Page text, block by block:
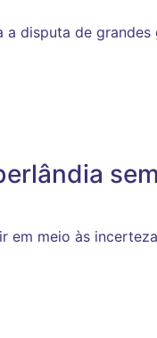
a disputa de grandes
em meio às